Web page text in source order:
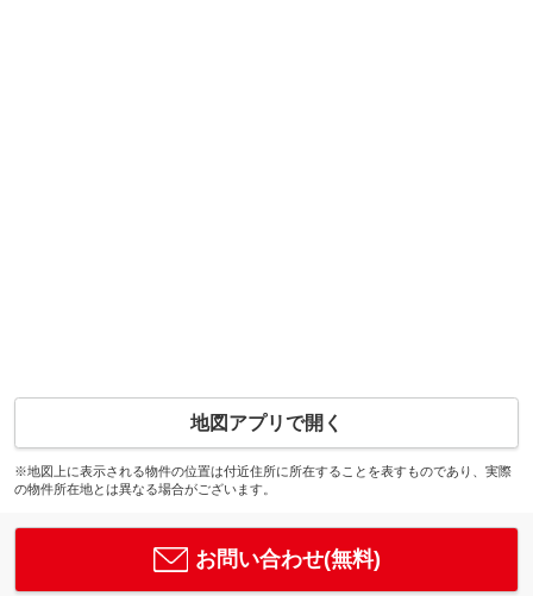
地図アプリで開く
※地図上に表示される物件の位置は付近住所に所在することを表すものであり、実際
の物件所在地とは異なる場合がございます。
お問い合わせ(無料)